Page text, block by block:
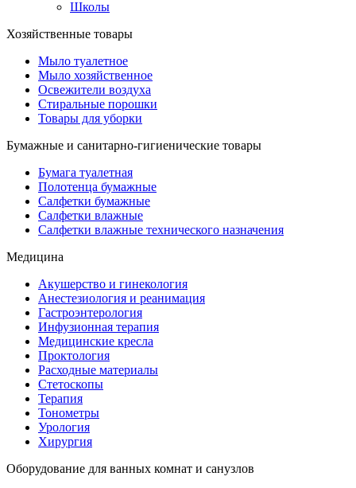
Школы
Хозяйственные товары
Мыло туалетное
Мыло хозяйственное
Освежители воздуха
Стиральные порошки
Товары для уборки
Бумажные и санитарно-гигиенические товары
Бумага туалетная
Полотенца бумажные
Салфетки бумажные
Салфетки влажные
Салфетки влажные технического назначения
Медицина
Акушерство и гинекология
Анестезиология и реанимация
Гастроэнтерология
Инфузионная терапия
Медицинские кресла
Проктология
Расходные материалы
Стетоскопы
Терапия
Тонометры
Урология
Хирургия
Оборудование для ванных комнат и санузлов